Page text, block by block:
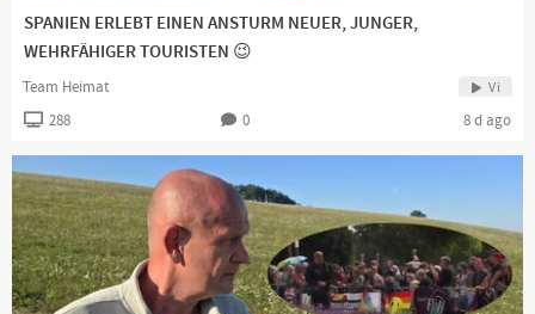
SPANIEN ERLEBT EINEN ANSTURM NEUER, JUNGER,
WEHRFÄHIGER TOURISTEN 😉
Team Heimat Vi
288 0 8 d ago